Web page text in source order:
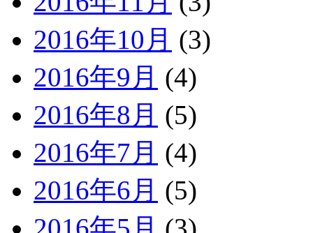
2016年10月 (3)
2016年9月 (4)
2016年8月 (5)
2016年7月 (4)
2016年6月 (5)